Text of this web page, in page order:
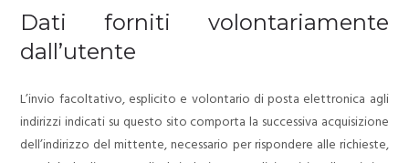
Dati forniti volontariamente
dall’utente
L’invio facoltativo, esplicito e volontario di posta elettronica agli
indirizzi indicati su questo sito comporta la successiva acquisizione
dell’indirizzo del mittente, necessario per rispondere alle richieste,